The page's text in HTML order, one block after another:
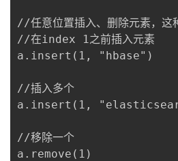
//任意位置插入、删除元素，这
//在index 1之前插入元素
a.insert(1, "hbase")
//插入多个
a.insert(1,
//移除一个
a.remove(1)